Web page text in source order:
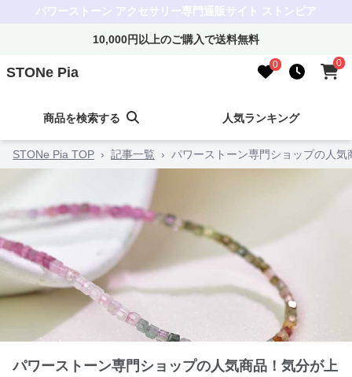
パワーストーン アクセサリー専門通販サイト ストンピア
10,000円以上のご購入で送料無料
STONe Pia 0 0
商品を検索する 人気ランキング
STONe Pia TOP › 記事一覧 › パワーストーン専門ショップの人
パワーストーン専門ショップの人気商品！気分が上